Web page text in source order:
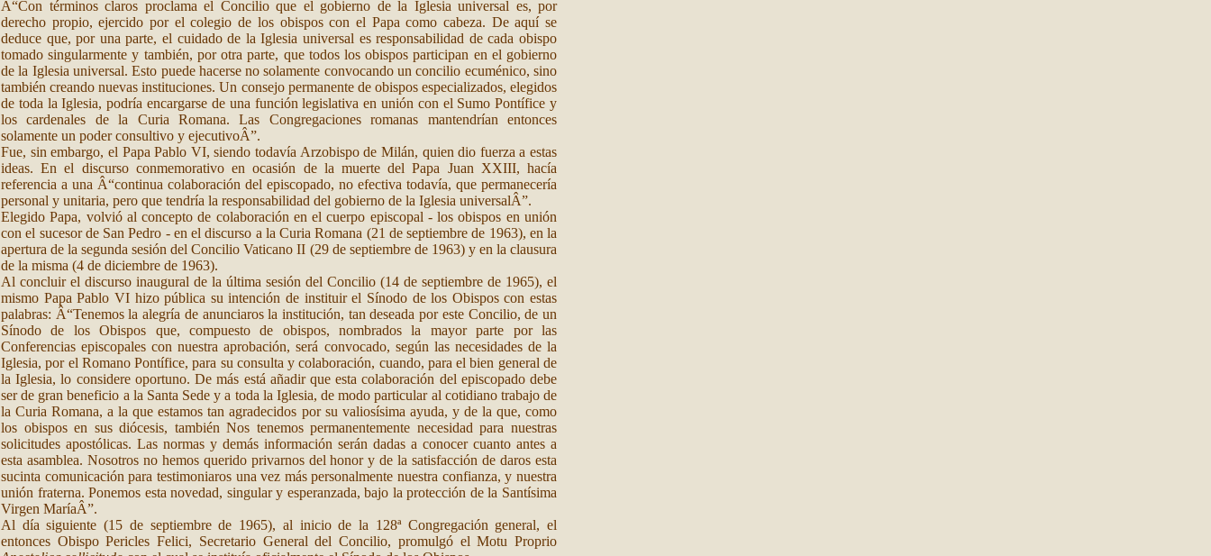
Â“Con términos claros proclama el Concilio que el gobierno de la Iglesia universal es, por
derecho propio, ejercido por el colegio de los obispos con el Papa como cabeza. De aquí se
deduce que, por una parte, el cuidado de la Iglesia universal es responsabilidad de cada obispo
tomado singularmente y también, por otra parte, que todos los obispos participan en el gobierno
de la Iglesia universal. Esto puede hacerse no solamente convocando un concilio ecuménico, sino
también creando nuevas instituciones. Un consejo permanente de obispos especializados, elegidos
de toda la Iglesia, podría encargarse de una función legislativa en unión con el Sumo Pontífice y
los cardenales de la Curia Romana. Las Congregaciones romanas mantendrían entonces
solamente un poder consultivo y ejecutivoÂ”.
Fue, sin embargo, el Papa Pablo VI, siendo todavía Arzobispo de Milán, quien dio fuerza a estas
ideas. En el discurso conmemorativo en ocasión de la muerte del Papa Juan XXIII, hacía
referencia a una Â“continua colaboración del episcopado, no efectiva todavía, que permanecería
personal y unitaria, pero que tendría la responsabilidad del gobierno de la Iglesia universalÂ”.
Elegido Papa, volvió al concepto de colaboración en el cuerpo episcopal - los obispos en unión
con el sucesor de San Pedro - en el discurso a la Curia Romana (21 de septiembre de 1963), en la
apertura de la segunda sesión del Concilio Vaticano II (29 de septiembre de 1963) y en la clausura
de la misma (4 de diciembre de 1963).
Al concluir el discurso inaugural de la última sesión del Concilio (14 de septiembre de 1965), el
mismo Papa Pablo VI hizo pública su intención de instituir el Sínodo de los Obispos con estas
palabras: Â“Tenemos la alegría de anunciaros la institución, tan deseada por este Concilio, de un
Sínodo de los Obispos que, compuesto de obispos, nombrados la mayor parte por las
Conferencias episcopales con nuestra aprobación, será convocado, según las necesidades de la
Iglesia, por el Romano Pontífice, para su consulta y colaboración, cuando, para el bien general de
la Iglesia, lo considere oportuno. De más está añadir que esta colaboración del episcopado debe
ser de gran beneficio a la Santa Sede y a toda la Iglesia, de modo particular al cotidiano trabajo de
la Curia Romana, a la que estamos tan agradecidos por su valiosísima ayuda, y de la que, como
los obispos en sus diócesis, también Nos tenemos permanentemente necesidad para nuestras
solicitudes apostólicas. Las normas y demás información serán dadas a conocer cuanto antes a
esta asamblea. Nosotros no hemos querido privarnos del honor y de la satisfacción de daros esta
sucinta comunicación para testimoniaros una vez más personalmente nuestra confianza, y nuestra
unión fraterna. Ponemos esta novedad, singular y esperanzada, bajo la protección de la Santísima
Virgen MaríaÂ”.
Al día siguiente (15 de septiembre de 1965), al inicio de la 128ª Congregación general, el
entonces Obispo Pericles Felici, Secretario General del Concilio, promulgó el Motu Proprio